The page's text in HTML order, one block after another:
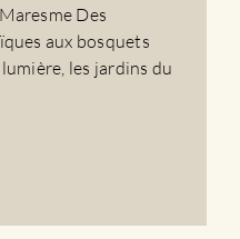
Des
aux bosquets
les jardins du